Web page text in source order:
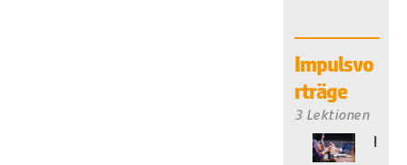
Impulsvo
rträge
3 Lektionen
I